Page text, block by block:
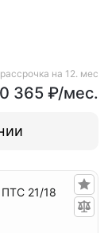
рассрочка на 12. мес
365 ₽/мес.